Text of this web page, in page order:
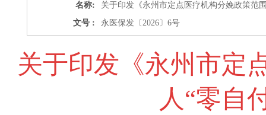
名称:
关于印发《永州市定点医疗机构分娩政策范
文号 :
永医保发〔2026〕6号
关于印发《永州市定
人“零自